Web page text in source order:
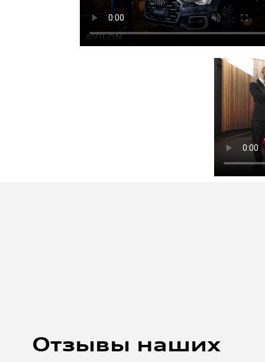
Отзывы наших
предупредил, что хочу наблюдать за работой.
пригласили в зону к автомобилю, выдали